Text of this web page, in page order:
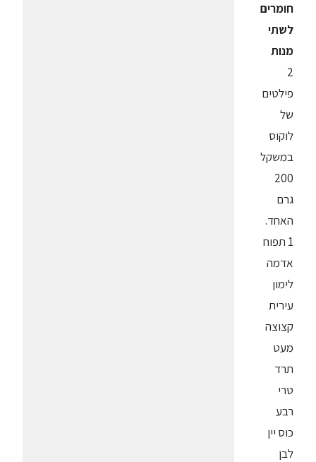
חומרים
לשתי
מנות
2
פילטים
של
לוקוס
במשקל
200
גרם
האחד.
1 תפוח
אדמה
לימון
עירית
קצוצה
מעט
תרד
טרי
רבע
כוס יין
לבן